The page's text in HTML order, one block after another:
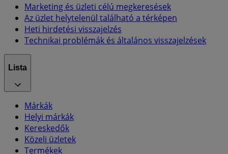
Marketing és üzleti célú megkeresések
Az üzlet helytelenül található a térképen
Heti hirdetési visszajelzés
Technikai problémák és általános visszajelzések
Lista
Márkák
Helyi márkák
Kereskedők
Közeli üzletek
Termékek